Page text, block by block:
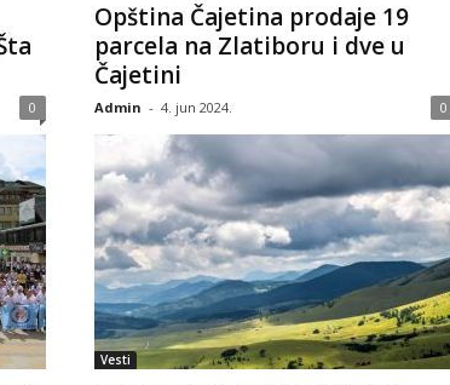
0
Opština Čajetina prodaje 19
parcela na Zlatiboru i dve u
Čajetini
Admin - 4. jun 2024. 0
Vesti